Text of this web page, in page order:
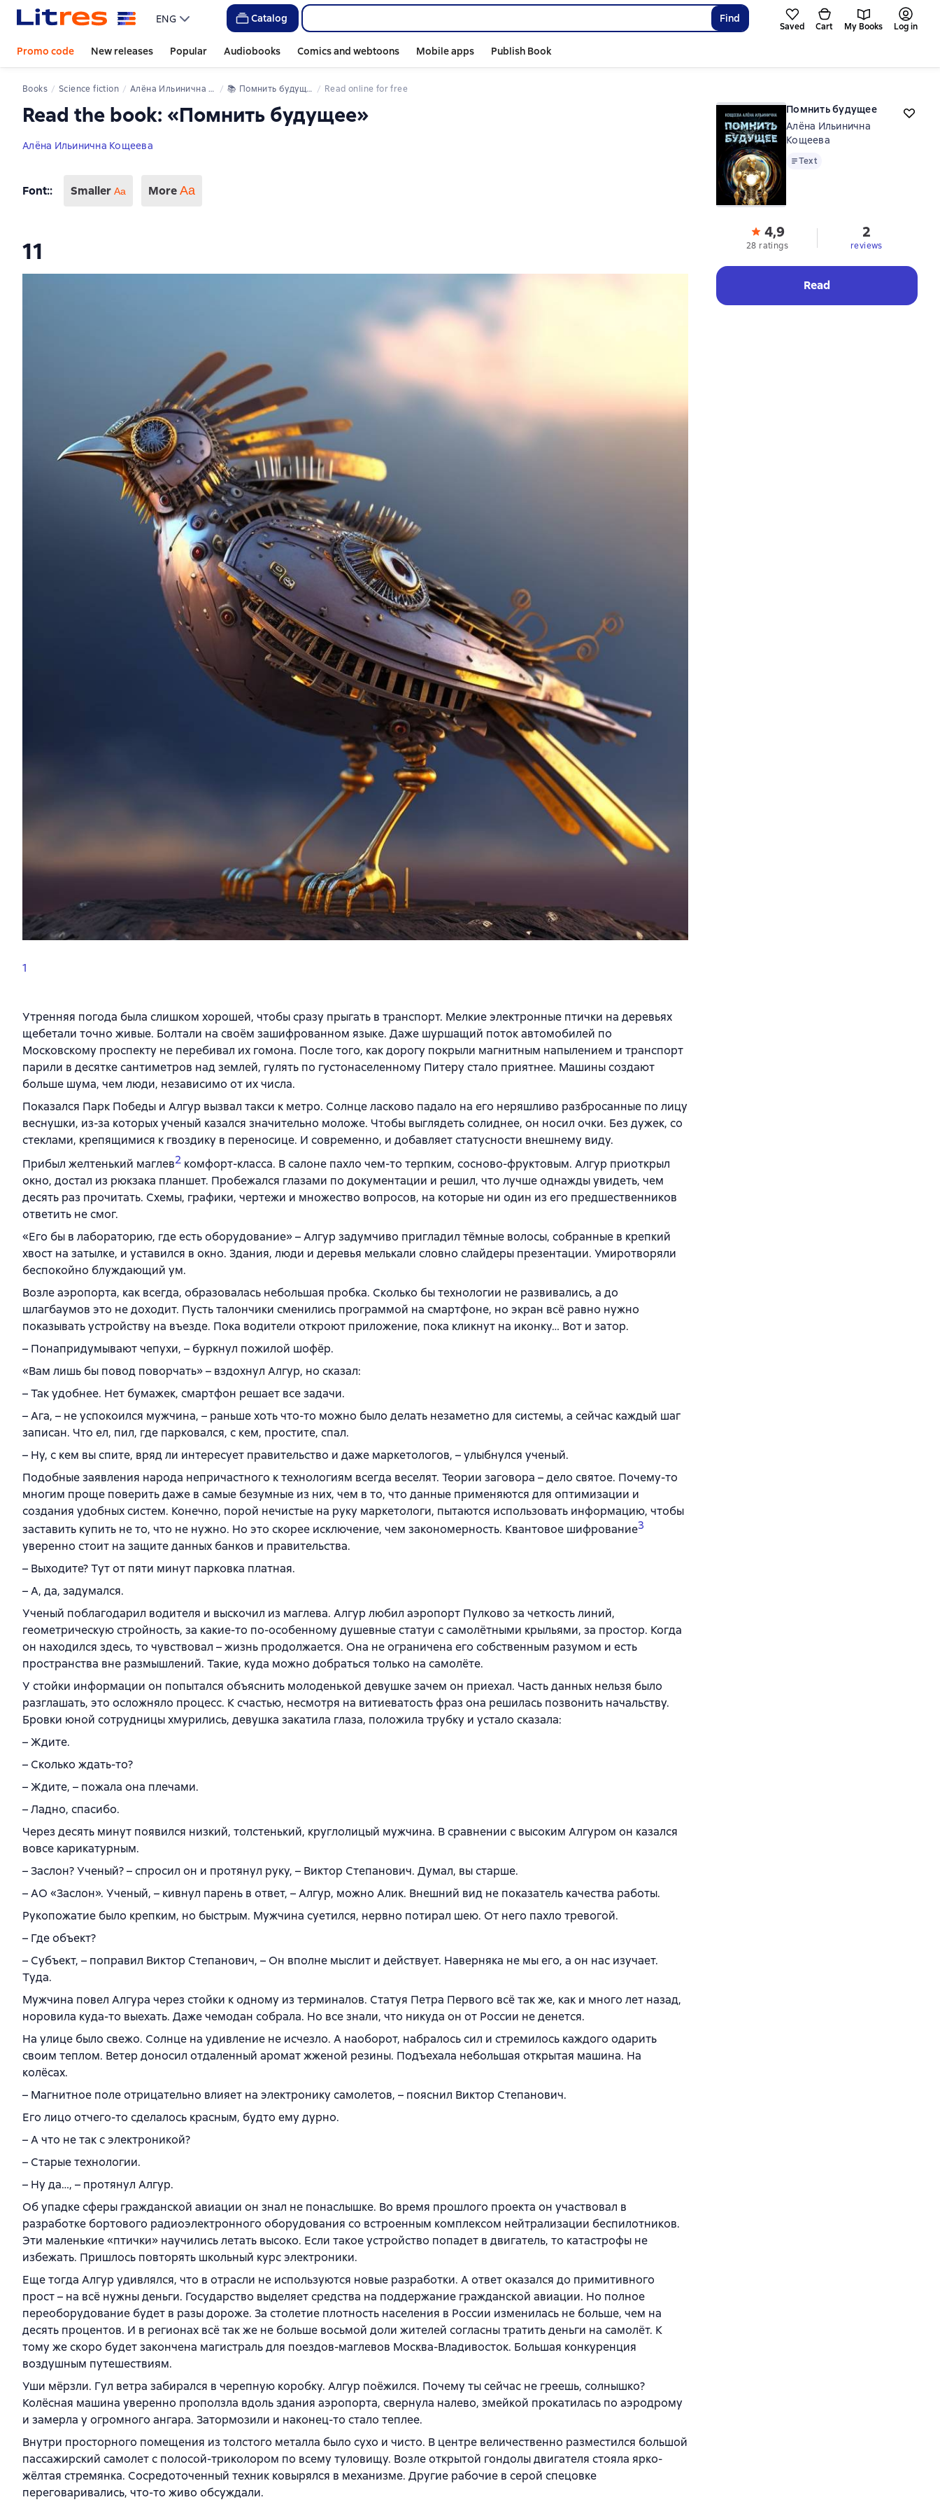
ENG Catalog Find
Saved Cart My Books Log in
Promo code New releases Popular Audiobooks Comics and webtoons Mobile apps Publish Book
Books Science fiction Алёна Ильинична Кощеева 📚 Помнить будущее Read online for free
Read the book: «Помнить будущее»
Алёна Ильинична Кощеева
Font:: Smaller Aa More Аа
11
1
Утренняя погода была слишком хорошей, чтобы сразу прыгать в транспорт. Мелкие электронные птички на деревьях
щебетали точно живые. Болтали на своём зашифрованном языке. Даже шуршащий поток автомобилей по
Московскому проспекту не перебивал их гомона. После того, как дорогу покрыли магнитным напылением и транспорт
парили в десятке сантиметров над землей, гулять по густонаселенному Питеру стало приятнее. Машины создают
больше шума, чем люди, независимо от их числа.
Показался Парк Победы и Алгур вызвал такси к метро. Солнце ласково падало на его неряшливо разбросанные по лицу
веснушки, из-за которых ученый казался значительно моложе. Чтобы выглядеть солиднее, он носил очки. Без дужек, со
стеклами, крепящимися к гвоздику в переносице. И современно, и добавляет статусности внешнему виду.
Прибыл желтенький маглев2 комфорт-класса. В салоне пахло чем-то терпким, сосново-фруктовым. Алгур приоткрыл
окно, достал из рюкзака планшет. Пробежался глазами по документации и решил, что лучше однажды увидеть, чем
десять раз прочитать. Схемы, графики, чертежи и множество вопросов, на которые ни один из его предшественников
ответить не смог.
«Его бы в лабораторию, где есть оборудование» – Алгур задумчиво пригладил тёмные волосы, собранные в крепкий
хвост на затылке, и уставился в окно. Здания, люди и деревья мелькали словно слайдеры презентации. Умиротворяли
беспокойно блуждающий ум.
Возле аэропорта, как всегда, образовалась небольшая пробка. Сколько бы технологии не развивались, а до
шлагбаумов это не доходит. Пусть талончики сменились программой на смартфоне, но экран всё равно нужно
показывать устройству на въезде. Пока водители откроют приложение, пока кликнут на иконку… Вот и затор.
– Понапридумывают чепухи, – буркнул пожилой шофёр.
«Вам лишь бы повод поворчать» – вздохнул Алгур, но сказал:
– Так удобнее. Нет бумажек, смартфон решает все задачи.
– Ага, – не успокоился мужчина, – раньше хоть что-то можно было делать незаметно для системы, а сейчас каждый шаг
записан. Что ел, пил, где парковался, с кем, простите, спал.
– Ну, с кем вы спите, вряд ли интересует правительство и даже маркетологов, – улыбнулся ученый.
Подобные заявления народа непричастного к технологиям всегда веселят. Теории заговора – дело святое. Почему-то
многим проще поверить даже в самые безумные из них, чем в то, что данные применяются для оптимизации и
создания удобных систем. Конечно, порой нечистые на руку маркетологи, пытаются использовать информацию, чтобы
заставить купить не то, что не нужно. Но это скорее исключение, чем закономерность. Квантовое шифрование3
уверенно стоит на защите данных банков и правительства.
– Выходите? Тут от пяти минут парковка платная.
– А, да, задумался.
Ученый поблагодарил водителя и выскочил из маглева. Алгур любил аэропорт Пулково за четкость линий,
геометрическую стройность, за какие-то по-особенному душевные статуи с самолётными крыльями, за простор. Когда
он находился здесь, то чувствовал – жизнь продолжается. Она не ограничена его собственным разумом и есть
пространства вне размышлений. Такие, куда можно добраться только на самолёте.
У стойки информации он попытался объяснить молоденькой девушке зачем он приехал. Часть данных нельзя было
разглашать, это осложняло процесс. К счастью, несмотря на витиеватость фраз она решилась позвонить начальству.
Бровки юной сотрудницы хмурились, девушка закатила глаза, положила трубку и устало сказала:
– Ждите.
– Сколько ждать-то?
– Ждите, – пожала она плечами.
– Ладно, спасибо.
Через десять минут появился низкий, толстенький, круглолицый мужчина. В сравнении с высоким Алгуром он казался
вовсе карикатурным.
– Заслон? Ученый? – спросил он и протянул руку, – Виктор Степанович. Думал, вы старше.
– АО «Заслон». Ученый, – кивнул парень в ответ, – Алгур, можно Алик. Внешний вид не показатель качества работы.
Рукопожатие было крепким, но быстрым. Мужчина суетился, нервно потирал шею. От него пахло тревогой.
– Где объект?
– Субъект, – поправил Виктор Степанович, – Он вполне мыслит и действует. Наверняка не мы его, а он нас изучает.
Туда.
Мужчина повел Алгура через стойки к одному из терминалов. Статуя Петра Первого всё так же, как и много лет назад,
норовила куда-то выехать. Даже чемодан собрала. Но все знали, что никуда он от России не денется.
На улице было свежо. Солнце на удивление не исчезло. А наоборот, набралось сил и стремилось каждого одарить
своим теплом. Ветер доносил отдаленный аромат жженой резины. Подъехала небольшая открытая машина. На
колёсах.
– Магнитное поле отрицательно влияет на электронику самолетов, – пояснил Виктор Степанович.
Его лицо отчего-то сделалось красным, будто ему дурно.
– А что не так с электроникой?
– Старые технологии.
– Ну да…, – протянул Алгур.
Об упадке сферы гражданской авиации он знал не понаслышке. Во время прошлого проекта он участвовал в
разработке бортового радиоэлектронного оборудования со встроенным комплексом нейтрализации беспилотников.
Эти маленькие «птички» научились летать высоко. Если такое устройство попадет в двигатель, то катастрофы не
избежать. Пришлось повторять школьный курс электроники.
Еще тогда Алгур удивлялся, что в отрасли не используются новые разработки. А ответ оказался до примитивного
прост – на всё нужны деньги. Государство выделяет средства на поддержание гражданской авиации. Но полное
переоборудование будет в разы дороже. За столетие плотность населения в России изменилась не больше, чем на
десять процентов. И в регионах всё так же не больше восьмой доли жителей согласны тратить деньги на самолёт. К
тому же скоро будет закончена магистраль для поездов-маглевов Москва-Владивосток. Большая конкуренция
воздушным путешествиям.
Уши мёрзли. Гул ветра забирался в черепную коробку. Алгур поёжился. Почему ты сейчас не греешь, солнышко?
Колёсная машина уверенно проползла вдоль здания аэропорта, свернула налево, змейкой прокатилась по аэродрому
и замерла у огромного ангара. Затормозили и наконец-то стало теплее.
Внутри просторного помещения из толстого металла было сухо и чисто. В центре величественно разместился большой
пассажирский самолет с полосой-триколором по всему туловищу. Возле открытой гондолы двигателя стояла ярко-
жёлтая стремянка. Сосредоточенный техник ковырялся в механизме. Другие рабочие в серой спецовке
переговаривались, что-то живо обсуждали.
Помнить будущее
Алёна Ильинична
Кощеева
TextText
4,9
28 ratings
2
reviews
Read